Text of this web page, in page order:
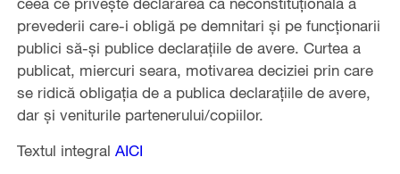
prevederii care-i obligă pe demnitari și pe funcționarii
publici să-și publice declarațiile de avere. Curtea a
publicat, miercuri seara, motivarea deciziei prin care
se ridică obligația de a publica declarațiile de avere,
dar și veniturile partenerului/copiilor.
Textul integral AICI